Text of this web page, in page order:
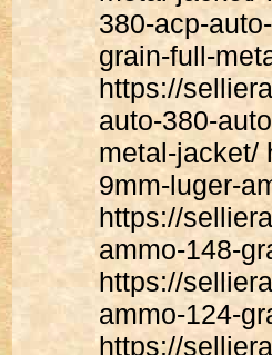
380-acp-
grain-full-
https://
auto-380-
metal-jacket/
9mm-luger-
https://
ammo-148-
https://
ammo-124-
https://